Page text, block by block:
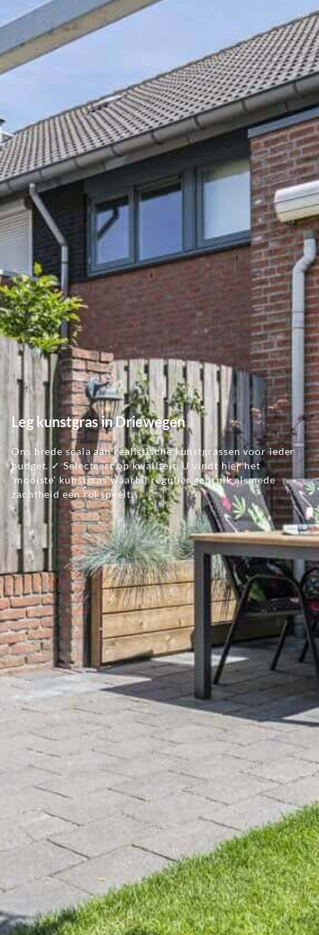
Leg kunstgras in Driewegen
Ons brede scala aan realistische kunstgrassen voor ieder
budget. ✓ Selecteert op kwaliteit. U vindt hier het
'mooiste' kunstgras waarbij regulier gebruik alsmede
zachtheid een rol speelt.